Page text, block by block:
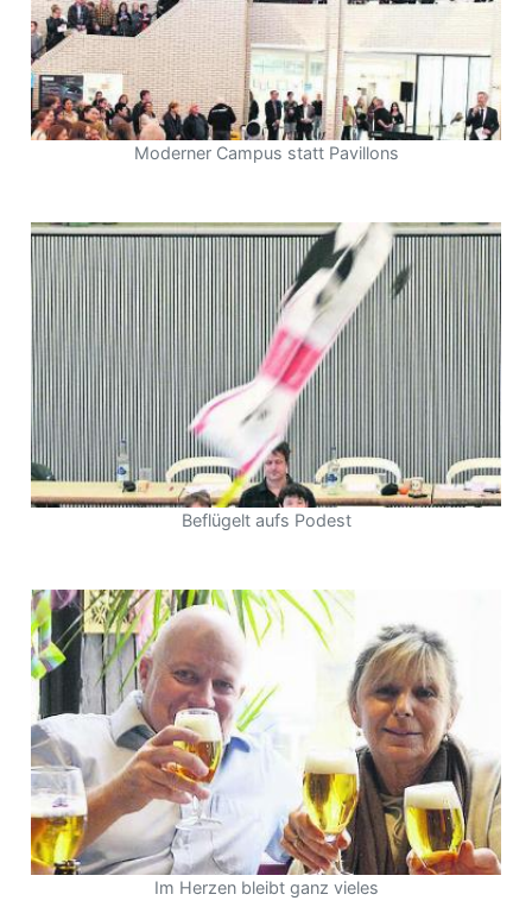
Moderner Campus statt Pavillons
Beflügelt aufs Podest
Im Herzen bleibt ganz vieles